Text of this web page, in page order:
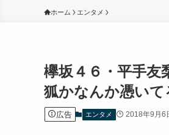
ホーム エンタメ
欅坂４６・平手
狐かなんか憑いて
広告 エンタメ 2018年9月6